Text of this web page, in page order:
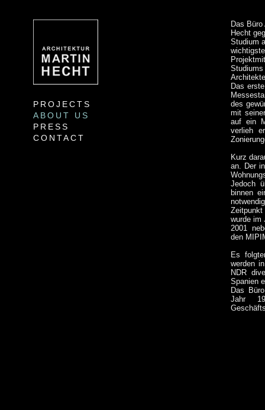
PROJECTS
ABOUT US
PRESS
CONTACT
Das
Hecht
Studium
Studiums
Das
des
mit
auf ein
verlieh
Kurz
an. Der
Jedoch
binnen
wurde im
2001
den
Es
werden
NDR
Spanien
Das
Jahr